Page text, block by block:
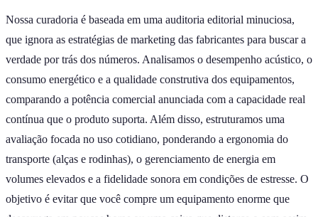
Nossa curadoria é baseada em uma auditoria editorial minuciosa,
que ignora as estratégias de marketing das fabricantes para buscar a
verdade por trás dos números. Analisamos o desempenho acústico, o
consumo energético e a qualidade construtiva dos equipamentos,
comparando a potência comercial anunciada com a capacidade real
contínua que o produto suporta. Além disso, estruturamos uma
avaliação focada no uso cotidiano, ponderando a ergonomia do
transporte (alças e rodinhas), o gerenciamento de energia em
volumes elevados e a fidelidade sonora em condições de estresse. O
objetivo é evitar que você compre um equipamento enorme que